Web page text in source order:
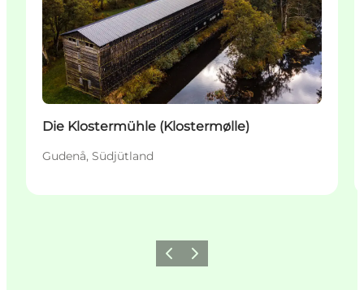
Die Klostermühle (Klostermølle)
Gudenå, Südjütland
ZurückWeiter